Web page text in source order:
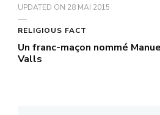
UPDATED ON 28 MAI 2015
RELIGIOUS FACT
Un franc-maçon nommé
Valls